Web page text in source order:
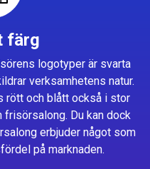
färg
logotyper är svarta
verksamhetens natur.
rött och blått också i stor
Du kan dock
erbjuder något som
på marknaden.